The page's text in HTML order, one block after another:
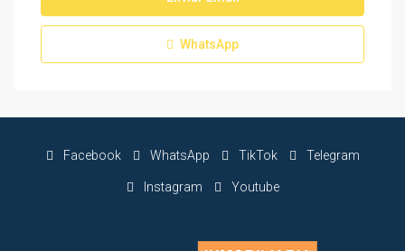
WhatsApp
Facebook WhatsApp TikTok Telegram
Instagram Youtube